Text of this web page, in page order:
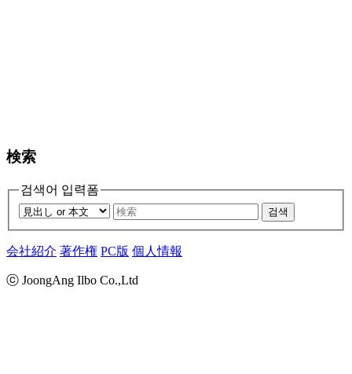
検索
검색어 입력폼
검색
会社紹介 著作権 PC版 個人情報
ⓒ JoongAng Ilbo Co.,Ltd